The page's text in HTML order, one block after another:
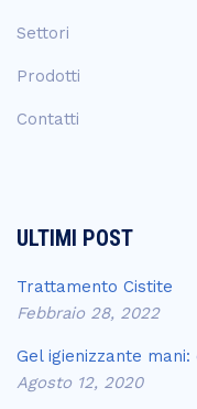
Settori
Prodotti
Contatti
ULTIMI POST
Trattamento Cistite
Febbraio 28, 2022
Gel igienizzante
Agosto 12, 2020